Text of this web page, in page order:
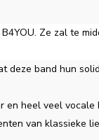
Ze zal te
deze band hun
en heel veel
van klassieke